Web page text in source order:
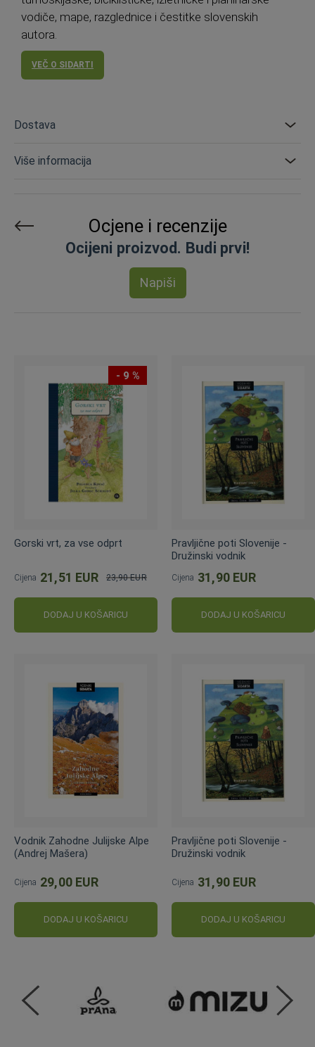
vodiče, mape, razglednice i čestitke slovenskih
autora.
VEČ O SIDARTI
Dostava
Više informacija
Ocjene i recenzije
Ocijeni proizvod. Budi prvi!
Napiši
- 9 %
Gorski vrt, za vse odprt
Cijena 21,51 EUR
cijena
23,90 EUR
DODAJ U KOŠARICU
Pravljične poti Slovenije -
Družinski vodnik
Cijena 31,90 EUR
DODAJ U KOŠARICU
Vodnik Zahodne Julijske Alpe
(Andrej Mašera)
Cijena 29,00 EUR
DODAJ U KOŠARICU
Pravljične poti Slovenije -
Družinski vodnik
Cijena 31,90 EUR
DODAJ U KOŠARICU